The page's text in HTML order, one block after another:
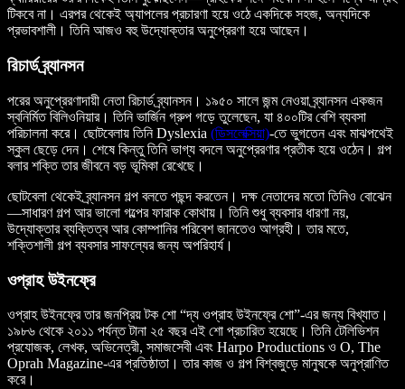
টিকবে না। এরপর থেকেই অ্যাপলের প্রচারণা হয়ে ওঠে একদিকে সহজ, অন্যদিকে
প্রভাবশালী। তিনি আজও বহু উদ্যোক্তার অনুপ্রেরণা হয়ে আছেন।
রিচার্ড ব্র্যানসন
পরের অনুপ্রেরণাদায়ী নেতা রিচার্ড ব্র্যানসন। ১৯৫০ সালে জন্ম নেওয়া ব্র্যানসন একজন
স্বনির্মিত বিলিওনিয়ার। তিনি ভার্জিন গ্রুপ গড়ে তুলেছেন, যা ৪০০টির বেশি ব্যবসা
পরিচালনা করে। ছোটবেলায় তিনি Dyslexia (ডিসলেক্সিয়া)-তে ভুগতেন এবং মাঝপথেই
স্কুল ছেড়ে দেন। শেষে কিন্তু তিনি ভাগ্য বদলে অনুপ্রেরণার প্রতীক হয়ে ওঠেন। গল্প
বলার শক্তি তার জীবনে বড় ভূমিকা রেখেছে।
ছোটবেলা থেকেই ব্র্যানসন গল্প বলতে পছন্দ করতেন। দক্ষ নেতাদের মতো তিনিও বোঝেন
—সাধারণ গল্প আর ভালো গল্পের ফারাক কোথায়। তিনি শুধু ব্যবসার ধারণা নয়,
উদ্যোক্তার ব্যক্তিত্ব আর কোম্পানির পরিবেশ জানতেও আগ্রহী। তার মতে,
শক্তিশালী গল্প ব্যবসার সাফল্যের জন্য অপরিহার্য।
ওপ্রাহ উইনফ্রে
ওপ্রাহ উইনফ্রে তার জনপ্রিয় টক শো “দ্য ওপ্রাহ উইনফ্রে শো”-এর জন্য বিখ্যাত।
১৯৮৬ থেকে ২০১১ পর্যন্ত টানা ২৫ বছর এই শো প্রচারিত হয়েছে। তিনি টেলিভিশন
প্রযোজক, লেখক, অভিনেত্রী, সমাজসেবী এবং Harpo Productions ও O, The
Oprah Magazine-এর প্রতিষ্ঠাতা। তার কাজ ও গল্প বিশ্বজুড়ে মানুষকে অনুপ্রাণিত
করে।